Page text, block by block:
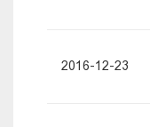
2016-12-23